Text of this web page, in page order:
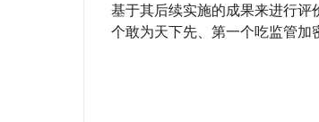
基于其后续实施的成果来进行评
个敢为天下先、第一个吃监管加